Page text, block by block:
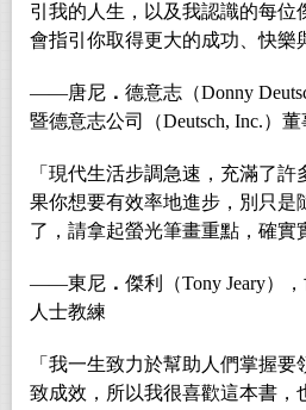
引我的人生，以及我認識的每位
會指引你取得更大的成功、快樂
――唐尼 ． 德意志（Donny
暨德意志公司（Deutsch, Inc.）
「現代生活步調急速，充滿了
果你想要有效率地進步，別只是
了，請拿起螢光筆畫重點，確實
――東尼 ． 傑利（Tony Jeary）
人士教練
「我一生致力於幫助人們掌握
致成效，所以我很喜歡這本書，